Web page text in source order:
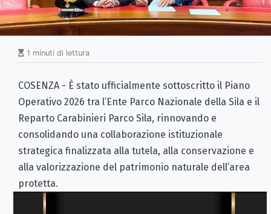
1 minuti di lettura
COSENZA - È stato ufficialmente sottoscritto il Piano
Operativo 2026 tra l’Ente Parco Nazionale della Sila e il
Reparto Carabinieri Parco Sila, rinnovando e
consolidando una collaborazione istituzionale
strategica finalizzata alla tutela, alla conservazione e
alla valorizzazione del patrimonio naturale dell’area
protetta.